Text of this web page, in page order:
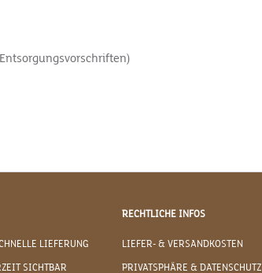
LIEFERUNG
SICHTBAR
RECHTLICHE INFOS
LIEFER- & VERSANDKOSTEN
PRIVATSPHÄRE & DATENSCHUTZ